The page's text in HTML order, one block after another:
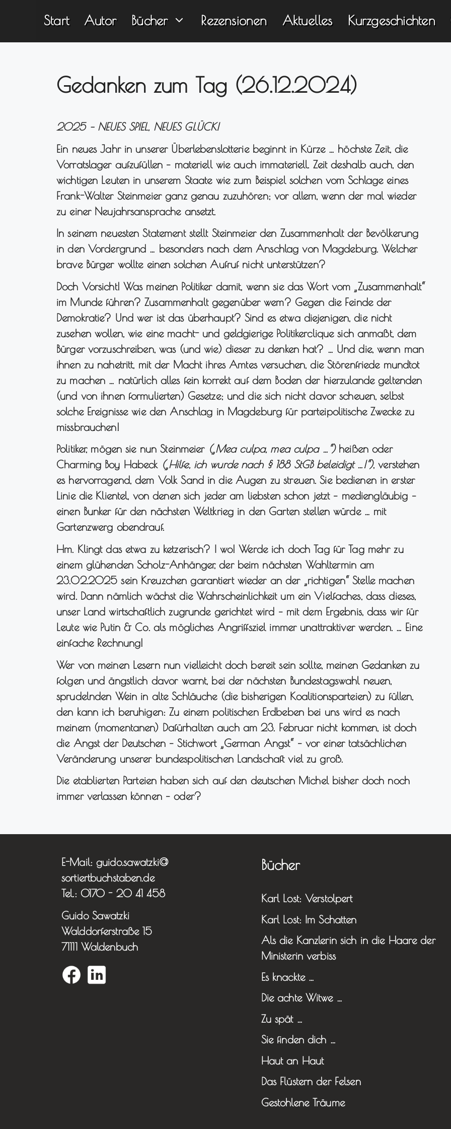
Start Autor Bücher Rezensionen Aktuelles Kurzgeschichten
Gedanken zum Tag (26.12.2024)
2025 – NEUES SPIEL, NEUES GLÜCK!
Ein neues Jahr in unserer Überlebenslotterie beginnt in Kürze … höchste Zeit, die
Vorratslager aufzufüllen – materiell wie auch immateriell. Zeit deshalb auch, den
wichtigen Leuten in unserem Staate wie zum Beispiel solchen vom Schlage eines
Frank-Walter Steinmeier ganz genau zuzuhören; vor allem, wenn der mal wieder
zu einer Neujahrsansprache ansetzt.
In seinem neuesten Statement stellt Steinmeier den Zusammenhalt der Bevölkerung
in den Vordergrund … besonders nach dem Anschlag von Magdeburg. Welcher
brave Bürger wollte einen solchen Aufruf nicht unterstützen?
Doch Vorsicht! Was meinen Politiker damit, wenn sie das Wort vom „Zusammenhalt“
im Munde führen? Zusammenhalt gegenüber wem? Gegen die Feinde der
Demokratie? Und wer ist das überhaupt? Sind es etwa diejenigen, die nicht
zusehen wollen, wie eine macht- und geldgierige Politikerclique sich anmaßt, dem
Bürger vorzuschreiben, was (und wie) dieser zu denken hat? … Und die, wenn man
ihnen zu nahetritt, mit der Macht ihres Amtes versuchen, die Störenfriede mundtot
zu machen … natürlich alles fein korrekt auf dem Boden der hierzulande geltenden
(und von ihnen formulierten) Gesetze; und die sich nicht davor scheuen, selbst
solche Ereignisse wie den Anschlag in Magdeburg für parteipolitische Zwecke zu
missbrauchen!
Politiker, mögen sie nun Steinmeier („Mea culpa, mea culpa …“) heißen oder
Charming Boy Habeck („Hilfe, ich wurde nach § 188 StGB beleidigt …!“), verstehen
es hervorragend, dem Volk Sand in die Augen zu streuen. Sie bedienen in erster
Linie die Klientel, von denen sich jeder am liebsten schon jetzt – mediengläubig –
einen Bunker für den nächsten Weltkrieg in den Garten stellen würde … mit
Gartenzwerg obendrauf.
Hm. Klingt das etwa zu ketzerisch? I wo! Werde ich doch Tag für Tag mehr zu
einem glühenden Scholz-Anhänger, der beim nächsten Wahltermin am
23.02.2025 sein Kreuzchen garantiert wieder an der „richtigen“ Stelle machen
wird. Dann nämlich wächst die Wahrscheinlichkeit um ein Vielfaches, dass dieses,
unser Land wirtschaftlich zugrunde gerichtet wird – mit dem Ergebnis, dass wir für
Leute wie Putin & Co. als mögliches Angriffsziel immer unattraktiver werden. … Eine
einfache Rechnung!
Wer von meinen Lesern nun vielleicht doch bereit sein sollte, meinen Gedanken zu
folgen und ängstlich davor warnt, bei der nächsten Bundestagswahl neuen,
sprudelnden Wein in alte Schläuche (die bisherigen Koalitionsparteien) zu füllen,
den kann ich beruhigen: Zu einem politischen Erdbeben bei uns wird es nach
meinem (momentanen) Dafürhalten auch am 23. Februar nicht kommen, ist doch
die Angst der Deutschen – Stichwort „German Angst“ – vor einer tatsächlichen
Veränderung unserer bundespolitischen Landschaft viel zu groß.
Die etablierten Parteien haben sich auf den deutschen Michel bisher doch noch
immer verlassen können – oder?
E-Mail: guido.sawatzki@
sortiertbuchstaben.de
Tel.: 0170 - 20 41 458
Guido Sawatzki
Walddorferstraße 15
71111 Waldenbuch
Bücher
Karl Lost: Verstolpert
Karl Lost: Im Schatten
Als die Kanzlerin sich in die Haare der
Ministerin verbiss
Es knackte …
Die achte Witwe …
Zu spät …
Sie finden dich …
Haut an Haut
Das Flüstern der Felsen
Gestohlene Träume